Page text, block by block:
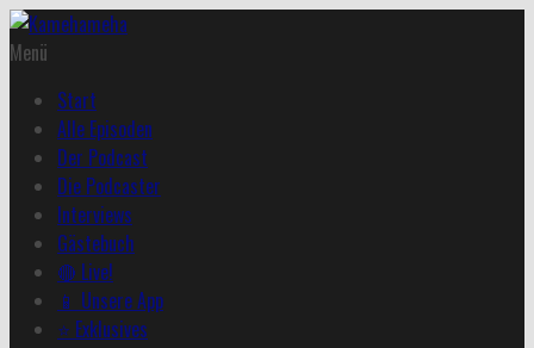
Menü
Start
Alle Episoden
Der Podcast
Die Podcaster
Interviews
Gästebuch
🔴 Live!
📱 Unsere App
⭐ Exklusives